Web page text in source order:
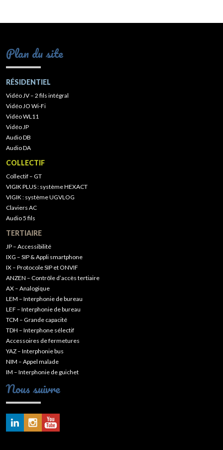
Plan du site
RÉSIDENTIEL
Vidéo JV – 2 fils intégral
Vidéo JO Wi-Fi
Vidéo WL11
Vidéo JP
Audio DB
Audio DA
COLLECTIF
Collectif – GT
VIGIK PLUS : système HEXACT
VIGIK : système UGVLOG
Claviers AC
Audio 5 fils
TERTIAIRE
JP – Accessibilité
IXG – SIP & Appli smartphone
IX – Protocole SIP et ONVIF
ANZEN – Contrôle d’accès tertiaire
AX – Analogique
LEM – Interphonie de bureau
LEF – Interphonie de bureau
TCM – Grande capacité
TDH – Interphone sélectif
Accessoires de fermetures
YAZ – Interphonie bus
NIM – Appel malade
IM – Interphonie de guichet
Nous suivre